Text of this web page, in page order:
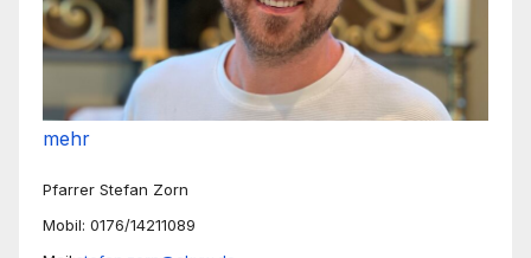
mehr
Pfarrer Stefan Zorn
Mobil: 0176/14211089